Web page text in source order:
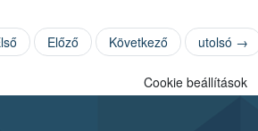
Előző Következő utolsó →
Cookie beállítások